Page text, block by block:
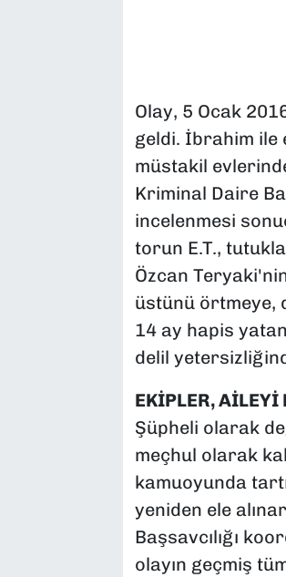
Olay, 5 Ocak
geldi. İbrahim ile
müstakil
Kriminal Daire
incelenmesi
torun E.T.,
Özcan
üstünü örtmeye,
14 ay hapis
delil
EKİPLER, AİLEYİ
Şüpheli olarak
meçhul olarak
kamuoyunda
yeniden ele
Başsavcılığı
olayın geçmiş